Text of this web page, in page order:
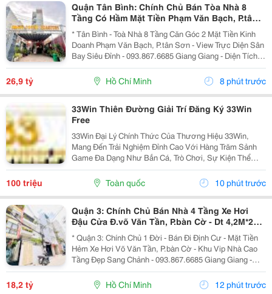
Quận Tân Bình: Chính Chủ Bán Tòa Nhà 8
Tầng Có Hầm Mặt Tiền Phạm Văn Bạch, P.tân
Sơn- View Trực Diện Ngắm Máy Bay Đỉnh- Dt
* Tân Bình - Toà Nhà 8 Tầng Căn Góc 2 Mặt Tiền Kinh
Doanh Phạm Văn Bạch, P.tân Sơn - View Trực Diện Sân
Bay Siêu Đỉnh - 093.867.6685 Giang Giang - Diện Tích:
88,4M2 - Ngang 7,5M * 21M. - Kết Cấu: 1 Hầm - 1 Lửng -
6 Tầng - Sân Thượng - Thang Máy...
26,9 tỷ Hồ Chí Minh 8 phút trước
33Win Thiên Đường Giải Trí Đăng Ký 33Win
Free
33Win Đại Lý Chính Thức Của Thương Hiệu 33Win,
Mang Đến Trải Nghiệm Đỉnh Cao Với Hàng Trăm Sảnh
Game Đa Dạng Như Bắn Cá, Trò Chơi, Sự Kiện Thể
Thao, Xổ Số, Game Bài Và Hơn Thế Nữa. Người Chơi
Còn Nhận Được Nhiều Ưu Đãi Hấp Dẫn Và Phần
Thưởng Giá Trị....
100 triệu Toàn quốc 10 phút trước
Quận 3: Chính Chủ Bán Nhà 4 Tầng Xe Hơi
Đậu Cửa Đ.võ Văn Tần, P.bàn Cờ - Dt 4,2M*22M
Sh Vuông Đẹp - Giá Chào Tốt Chỉ 18,2T-
* Quận 3: Chính Chủ 1 Đời - Bán Đi Định Cư - Mặt Tiền
Hẻm Xe Hơi Võ Văn Tần, P.bàn Cờ - Khu Vip Nhà Cao
Tầng Đẹp Sang Chảnh - 093.867.6685 Giang Giang -
Diện Tích: 82M2 - Ngang 3,8M Nở Hậu 4,2M * 22M. -
Kết Cấu: 4 Tầng - Sân Thượng - 4Pn - 5Wc. -...
18,2 tỷ Hồ Chí Minh 12 phút trước